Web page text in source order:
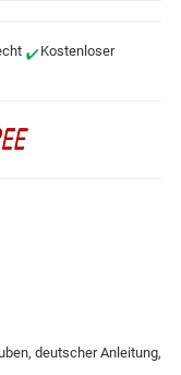
Kostenloser
deutscher Anleitung,